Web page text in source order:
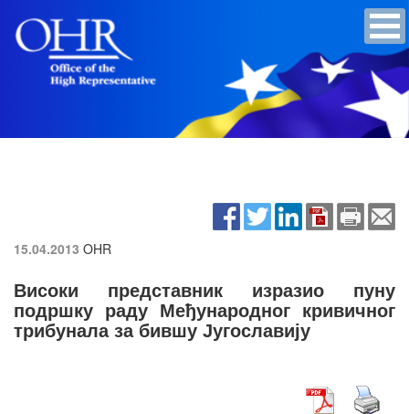
15.04.2013 OHR
Високи представник изразио пуну
подршку раду Међународног кривичног
трибунала за бившу Југославију